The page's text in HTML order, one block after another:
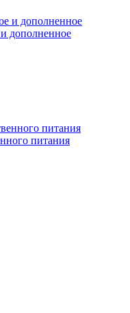
дополненное
питания